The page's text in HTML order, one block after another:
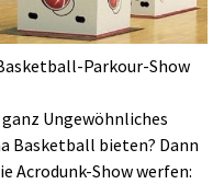
Parkour-Show
Ungewöhnliches
Basketball bieten? Dann
Acrodunk-Show werfen: